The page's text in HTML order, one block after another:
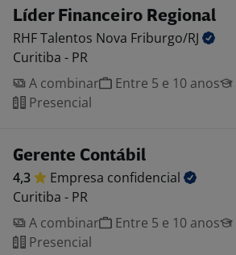
Líder Financeiro Regional
RHF Talentos Nova Friburgo/RJ
Curitiba - PR
A combinar
Entre 5 e 10 anos
Presencial
Gerente Contábil
4,3 Empresa confidencial
Curitiba - PR
A combinar
Entre 5 e 10 anos
Presencial